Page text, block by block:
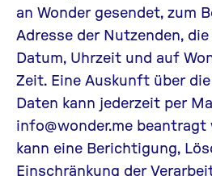
an Wonder gesendet, zum
Adresse der Nutzenden,
Datum, Uhrzeit und auf
Zeit. Eine Auskunft über
Daten kann jederzeit per
info@wonder.me beantragt
kann eine Berichtigung,
Einschränkung der